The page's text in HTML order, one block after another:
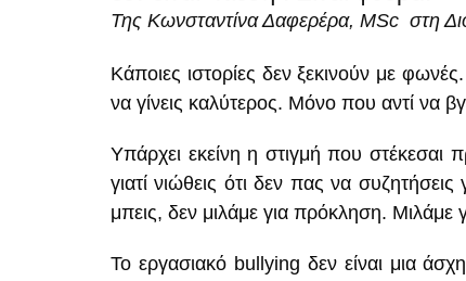
Της Κωνσταντίνα Δαφερέρα, MSc στη
Κάποιες ιστορίες δεν ξεκινούν με
να γίνεις καλύτερος. Μόνο που αντί να
Υπάρχει εκείνη η στιγμή που στέκεσαι
γιατί νιώθεις ότι δεν πας να
μπεις, δεν μιλάμε για πρόκληση. Μιλάμε
Το εργασιακό bullying δεν είναι μια